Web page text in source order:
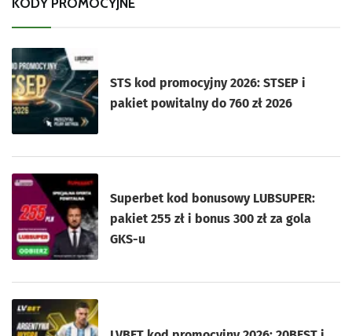
STS kod promocyjny 2026: STSEP i
pakiet powitalny do 760 zł 2026
Superbet kod bonusowy LUBSUPER:
pakiet 255 zł i bonus 300 zł za gola
GKS-u